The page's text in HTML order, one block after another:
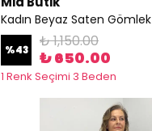
Kadın Beyaz Saten Gömlek
%43 ₺ 1,150.00
₺ 650.00
1 Renk Seçimi 3 Beden